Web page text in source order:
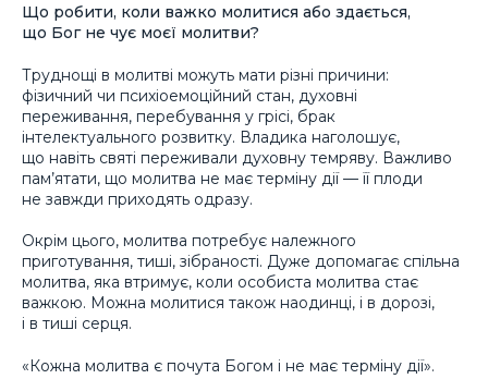
Що робити, коли важко молитися або здається,
що Бог не чує моєї молитви?
Труднощі в молитві можуть мати різні причини:
фізичний чи психіоемоційний стан, духовні
переживання, перебування у грісі, брак
інтелектуального розвитку. Владика наголошує,
що навіть святі переживали духовну темряву. Важливо
пам’ятати, що молитва не має терміну дії — її плоди
не завжди приходять одразу.
Окрім цього, молитва потребує належного
приготування, тиші, зібраності. Дуже допомагає спільна
молитва, яка втримує, коли особиста молитва стає
важкою. Можна молитися також наодинці, і в дорозі,
і в тиші серця.
«Кожна молитва є почута Богом і не має терміну дії».